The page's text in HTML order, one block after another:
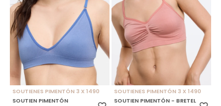
SOUTIENES PIMENTÓN 3 X 1490
SOUTIEN PIMENTÓN
SOUTIENES PIMENTÓN 3 X 1490
SOUTIEN PIMENTÓN - BRETEL